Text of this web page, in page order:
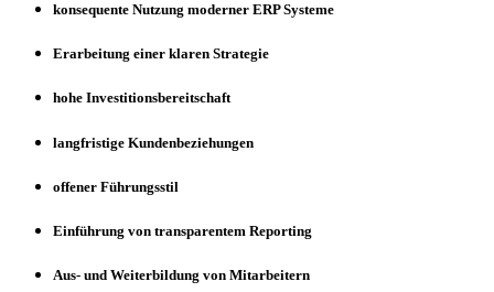
konsequente Nutzung moderner ERP Systeme
Erarbeitung einer klaren Strategie
hohe Investitionsbereitschaft
langfristige Kundenbeziehungen
offener Führungsstil
Einführung von transparentem Reporting
Aus- und Weiterbildung von Mitarbeitern